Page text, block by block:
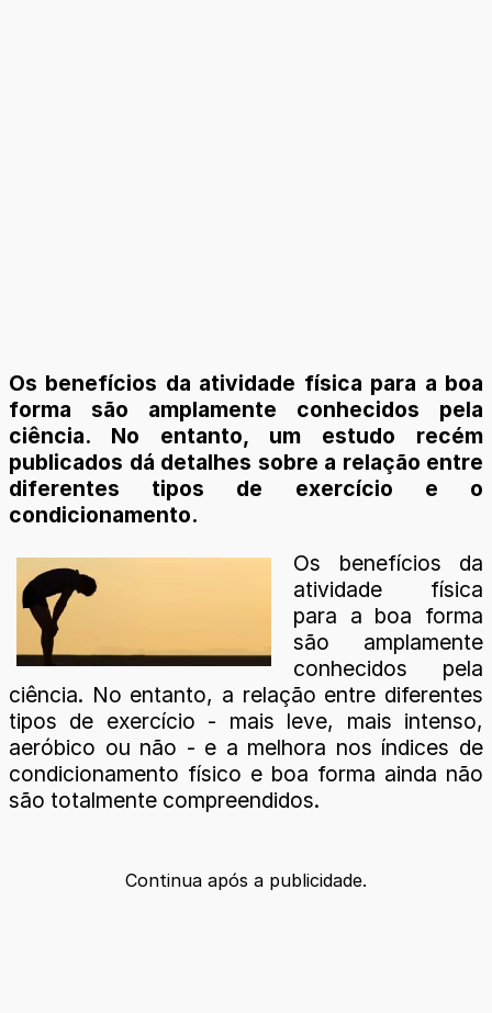
Os benefícios da atividade física para a boa
forma são amplamente conhecidos pela
ciência. No entanto, um estudo recém
publicados dá detalhes sobre a relação entre
diferentes tipos de exercício e o
condicionamento.
Os benefícios da
atividade física
para a boa forma
são amplamente
conhecidos pela
ciência. No entanto, a relação entre diferentes
tipos de exercício - mais leve, mais intenso,
aeróbico ou não - e a melhora nos índices de
condicionamento físico e boa forma ainda não
são totalmente compreendidos.
Continua após a publicidade.